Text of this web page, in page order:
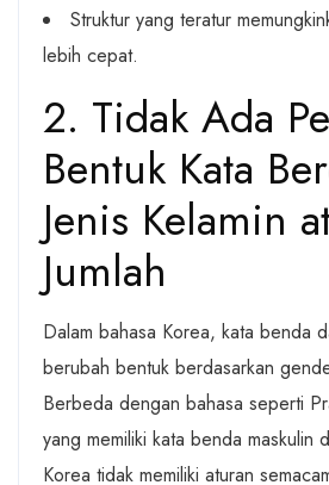
Struktur yang teratur
lebih cepat.
2. Tidak Ada
Bentuk Kata
Jenis Kelamin
Jumlah
Dalam bahasa Korea, kata benda
berubah bentuk berdasarkan
Berbeda dengan bahasa seperti
yang memiliki kata benda maskulin
Korea tidak memiliki aturan